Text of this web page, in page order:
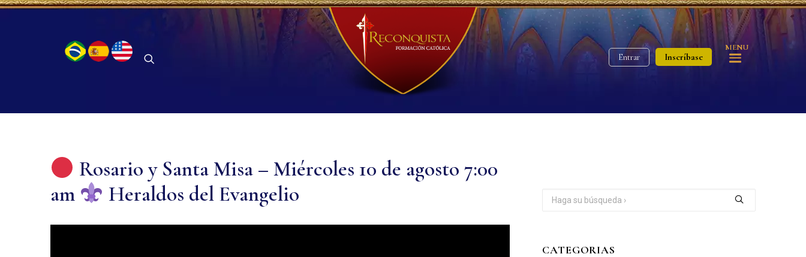
Entrar Inscríbase
MENU
Rosario y Santa Misa – Miércoles 10 de agosto 7:00
am
Heraldos del Evangelio
CATEGORIAS